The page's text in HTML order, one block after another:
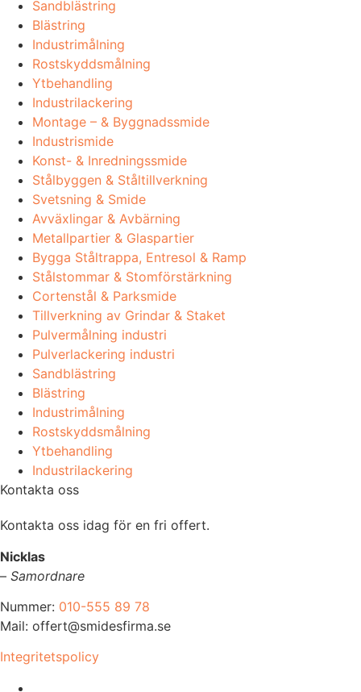
Sandblästring
Blästring
Industrimålning
Rostskyddsmålning
Ytbehandling
Industrilackering
Montage – & Byggnadssmide
Industrismide
Konst- & Inredningssmide
Stålbyggen & Ståltillverkning
Svetsning & Smide
Avväxlingar & Avbärning
Metallpartier & Glaspartier
Bygga Ståltrappa, Entresol & Ramp
Stålstommar & Stomförstärkning
Cortenstål & Parksmide
Tillverkning av Grindar & Staket
Pulvermålning industri
Pulverlackering industri
Sandblästring
Blästring
Industrimålning
Rostskyddsmålning
Ytbehandling
Industrilackering
Kontakta oss
Kontakta oss idag för en fri offert.
Nicklas
– Samordnare
Nummer: 010-555 89 78
Mail: offert@smidesfirma.se
Integritetspolicy